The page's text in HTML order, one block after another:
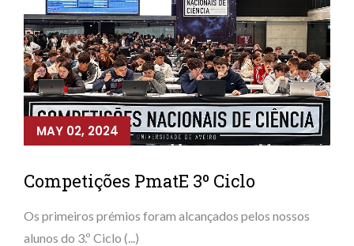
MAY 02, 2024
Competições PmatE 3º Ciclo
Os primeiros prémios foram alcançados pelos nossos
alunos do 3.º Ciclo (...)